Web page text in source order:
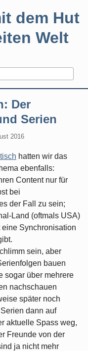
dem Hut
Welt
Der
Serien
2016
hatten wir das
ebenfalls:
Content nur für
bei
der Fall zu sein;
Land (oftmals USA)
Synchronisation
sein, aber
bauen
sogar über mehrere
nachschauen
später noch
dann auf
aktuelle Spass weg,
Freunde von der
ja nicht mehr